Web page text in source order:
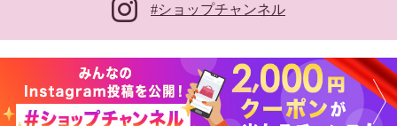
#ショップチャンネル